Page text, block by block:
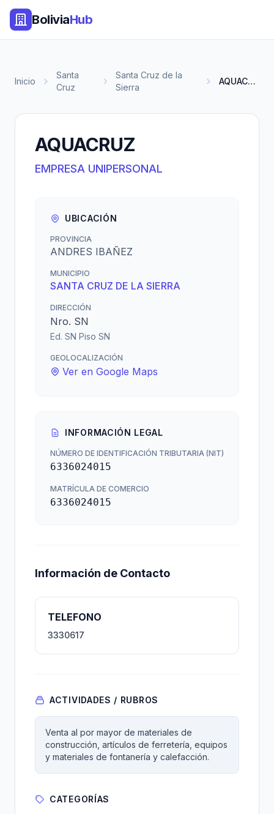
BoliviaHub
Inicio
Santa
Cruz
Santa Cruz de la
Sierra
AQUACRUZ
AQUACRUZ
EMPRESA UNIPERSONAL
UBICACIÓN
PROVINCIA
ANDRES IBAÑEZ
MUNICIPIO
SANTA CRUZ DE LA SIERRA
DIRECCIÓN
Nro. SN
Ed. SN Piso SN
GEOLOCALIZACIÓN
Ver en Google Maps
INFORMACIÓN LEGAL
NÚMERO DE IDENTIFICACIÓN TRIBUTARIA (NIT)
6336024015
MATRÍCULA DE COMERCIO
6336024015
Información de Contacto
TELEFONO
3330617
ACTIVIDADES / RUBROS
Venta al por mayor de materiales de
construcción, artículos de ferretería, equipos
y materiales de fontanería y calefacción.
CATEGORÍAS